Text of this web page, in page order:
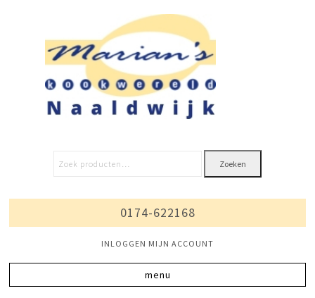
Zoeken
0174-622168
INLOGGEN MIJN ACCOUNT